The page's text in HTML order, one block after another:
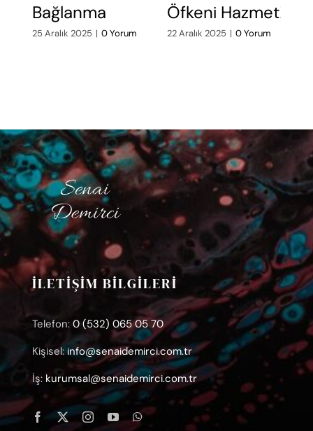
Bağlanma
25 Aralık 2025 | 0 Yorum
Öfkeni Hazmet!
22 Aralık 2025 | 0 Yorum
İLETİŞİM BİLGİLERİ
Telefon: 0 (532) 065 05 70
Kişisel: info@senaidemirci.com.tr
İş: kurumsal@senaidemirci.com.tr